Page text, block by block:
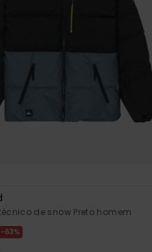
de snow Preto homem
63%